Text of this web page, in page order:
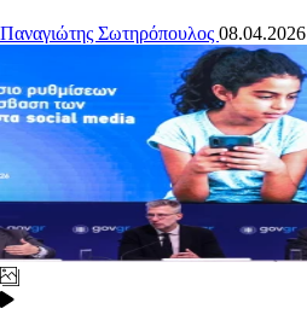
Παναγιώτης Σωτηρόπουλος 08.04.2026